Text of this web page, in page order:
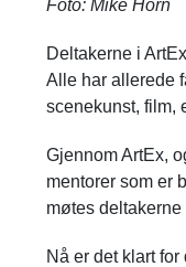
Foto: Mike Horn
Deltakerne i
Alle har allerede
scenekunst, film,
Gjennom ArtEx,
mentorer som er
møtes
Nå er det klart